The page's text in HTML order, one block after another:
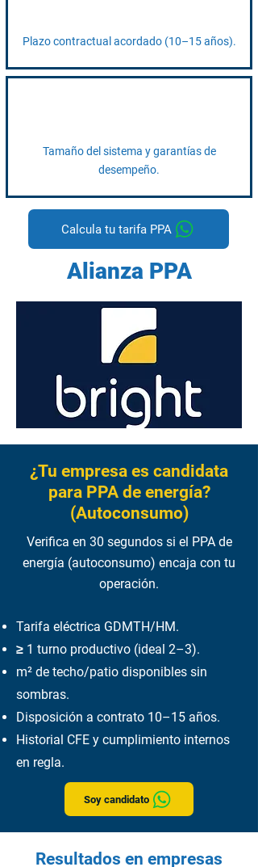
Plazo contractual acordado (10–15 años).
Tamaño del sistema y garantías de
desempeño.
Calcula tu tarifa PPA
Alianza PPA
¿Tu empresa es candidata
para PPA de energía?
(Autoconsumo)
Verifica en 30 segundos si el PPA de
energía (autoconsumo) encaja con tu
operación.
Tarifa eléctrica GDMTH/HM.
≥ 1 turno productivo (ideal 2–3).
m² de techo/patio disponibles sin
sombras.
Disposición a contrato 10–15 años.
Historial CFE y cumplimiento internos
en regla.
Soy candidato
Resultados en empresas